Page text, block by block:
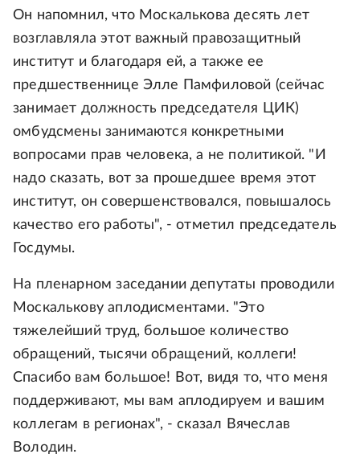
Он напомнил, что Москалькова десять лет
возглавляла этот важный правозащитный
институт и благодаря ей, а также ее
предшественнице Элле Памфиловой (сейчас
занимает должность председателя ЦИК)
омбудсмены занимаются конкретными
вопросами прав человека, а не политикой. "И
надо сказать, вот за прошедшее время этот
институт, он совершенствовался, повышалось
качество его работы", - отметил председатель
Госдумы.
На пленарном заседании депутаты проводили
Москалькову аплодисментами. "Это
тяжелейший труд, большое количество
обращений, тысячи обращений, коллеги!
Спасибо вам большое! Вот, видя то, что меня
поддерживают, мы вам аплодируем и вашим
коллегам в регионах", - сказал Вячеслав
Володин.